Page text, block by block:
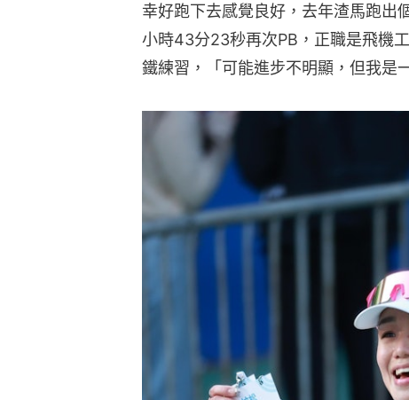
幸好跑下去感覺良好，去年渣馬跑
小時43分23秒再次PB，正職是飛機
鐵練習，「可能進步不明顯，但我是